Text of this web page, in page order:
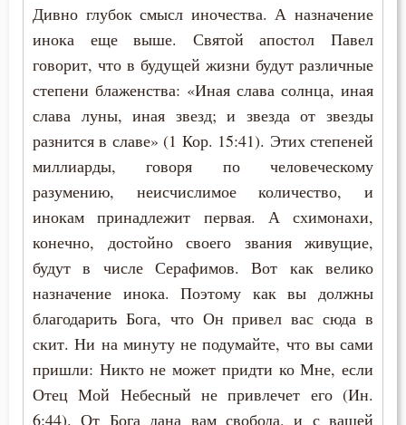
Спасение
Ссора
Страсть
Суета
Тело
Трезвение
Тщеславие
Уныние
Утешение
Дивно глубок смысл иночества. А назначение
инока еще выше. Святой апостол Павел
говорит, что в будущей жизни будут различные
степени блаженства: «Иная слава солнца, иная
слава луны, иная звезд; и звезда от звезды
разнится в славе» (1 Кор. 15:41). Этих степеней
миллиарды, говоря по человеческому
разумению, неисчислимое количество, и
инокам принадлежит первая. А схимонахи,
конечно, достойно своего звания живущие,
будут в числе Серафимов. Вот как велико
назначение инока. Поэтому как вы должны
благодарить Бога, что Он привел вас сюда в
скит. Ни на минуту не подумайте, что вы сами
пришли: Никто не может придти ко Мне, если
Отец Мой Небесный не привлечет его (Ин.
6:44). От Бога дана вам свобода, и с вашей